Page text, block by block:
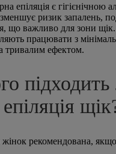
епіляція є гігієнічною
ризик запалень,
що важливо для зони
працювати з
тривалим ефектом.
підходить
епіляція
жінок рекомендована,